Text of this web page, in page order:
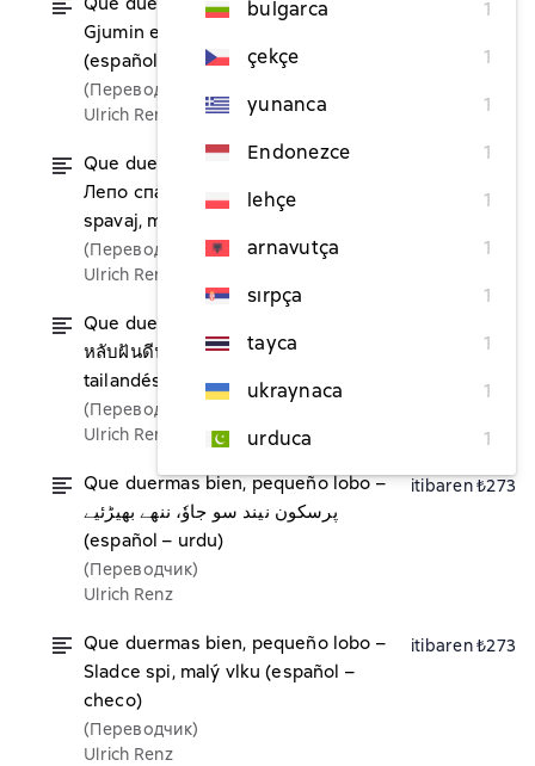
bulgarca
1
çekçe
1
yunanca
1
Endonezce
1
lehçe
1
arnavutça
1
sırpça
1
tayca
1
ukraynaca
1
urduca
1
Gjumin e ëmbël, ujku i vogël
(español – albanés)
(Переводчик)
Ulrich Renz
itibaren ₺273
Que duermas bien, pequeño lobo –
Лепо спавај, мали вуче / Lepo
spavaj, mali vuče (español – serbio)
(Переводчик)
Ulrich Renz
itibaren ₺273
Que duermas bien, pequeño lobo –
หลับฝันดีนะ หมาป่าน้อย (español –
tailandés)
(Переводчик)
Ulrich Renz
Que duermas bien, pequeño lobo –
پرسکون نیند سو جاوٗ، ننھے بھیڑئیے
(español – urdu)
(Переводчик)
Ulrich Renz
itibaren ₺273
Que duermas bien, pequeño lobo –
Sladce spi, malý vlku (español –
checo)
(Переводчик)
Ulrich Renz
itibaren ₺273